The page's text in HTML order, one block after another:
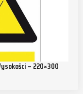
– 220×300